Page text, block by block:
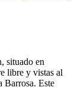
situado en
libre y vistas al
Barrosa. Este